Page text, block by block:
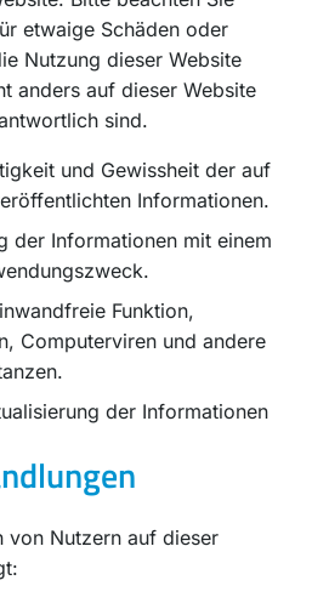
etwaige Schäden oder
Nutzung dieser Website
anders auf dieser Website
sind.
und Gewissheit der auf
Informationen.
der Informationen mit einem
Funktion,
Computerviren und andere
der Informationen
von Nutzern auf dieser